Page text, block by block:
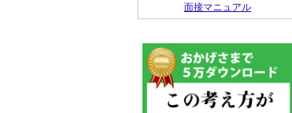
面接マニュアル